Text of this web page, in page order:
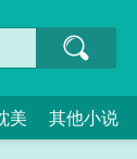
美 其他小说